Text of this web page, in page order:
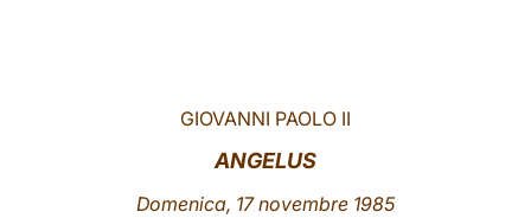
GIOVANNI PAOLO II
ANGELUS
Domenica, 17 novembre 1985